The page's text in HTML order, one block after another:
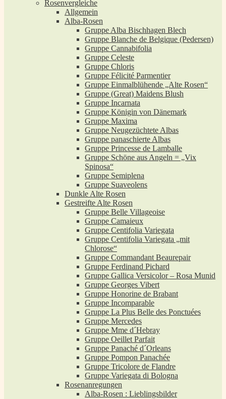
Rosenvergleiche
Allgemein
Alba-Rosen
Gruppe Alba Bischhagen Blech
Gruppe Blanche de Belgique (Pedersen)
Gruppe Cannabifolia
Gruppe Celeste
Gruppe Chloris
Gruppe Félicité Parmentier
Gruppe Einmalblühende „Alte Rosen“
Gruppe (Great) Maidens Blush
Gruppe Incarnata
Gruppe Königin von Dänemark
Gruppe Maxima
Gruppe Neugezüchtete Albas
Gruppe panaschierte Albas
Gruppe Princesse de Lamballe
Gruppe Schöne aus Angeln = „Vix
Spinosa“
Gruppe Semiplena
Gruppe Suaveolens
Dunkle Alte Rosen
Gestreifte Alte Rosen
Gruppe Belle Villageoise
Gruppe Camaieux
Gruppe Centifolia Variegata
Gruppe Centifolia Variegata „mit
Chlorose“
Gruppe Commandant Beaurepair
Gruppe Ferdinand Pichard
Gruppe Gallica Versicolor – Rosa Munid
Gruppe Georges Vibert
Gruppe Honorine de Brabant
Gruppe Incomparable
Gruppe La Plus Belle des Ponctuées
Gruppe Mercedes
Gruppe Mme d´Hebray
Gruppe Oeillet Parfait
Gruppe Panaché d´Orleans
Gruppe Pompon Panachée
Gruppe Tricolore de Flandre
Gruppe Variegata di Bologna
Rosenanregungen
Alba-Rosen : Lieblingsbilder